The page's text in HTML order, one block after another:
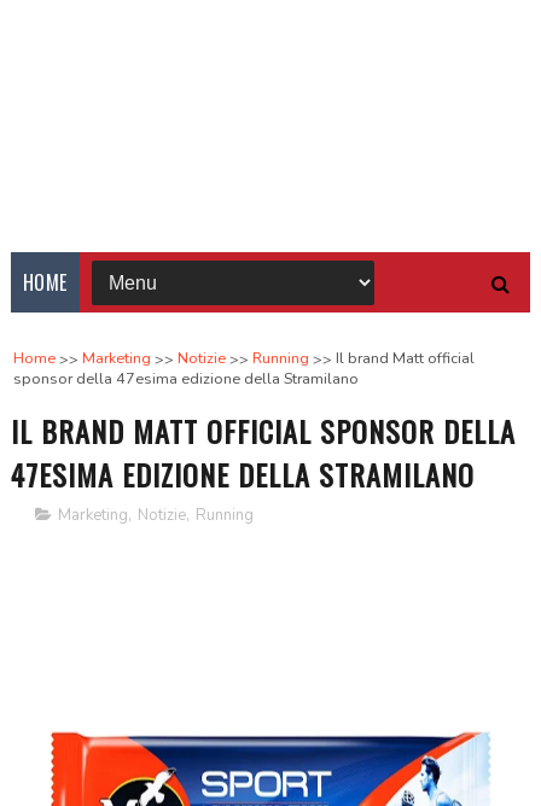
HOME
Home Marketing Notizie Running
Il brand Matt official
sponsor della 47esima edizione della Stramilano
IL BRAND MATT OFFICIAL SPONSOR DELLA
47ESIMA EDIZIONE DELLA STRAMILANO
Marketing, Notizie, Running